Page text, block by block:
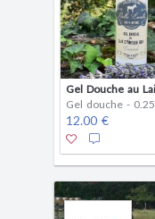
Gel douche - 0.25
12.00 €